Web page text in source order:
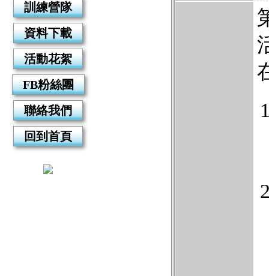
訓練營隊
資料下載
活動花絮
FB粉絲團
聯絡我們
回到首頁